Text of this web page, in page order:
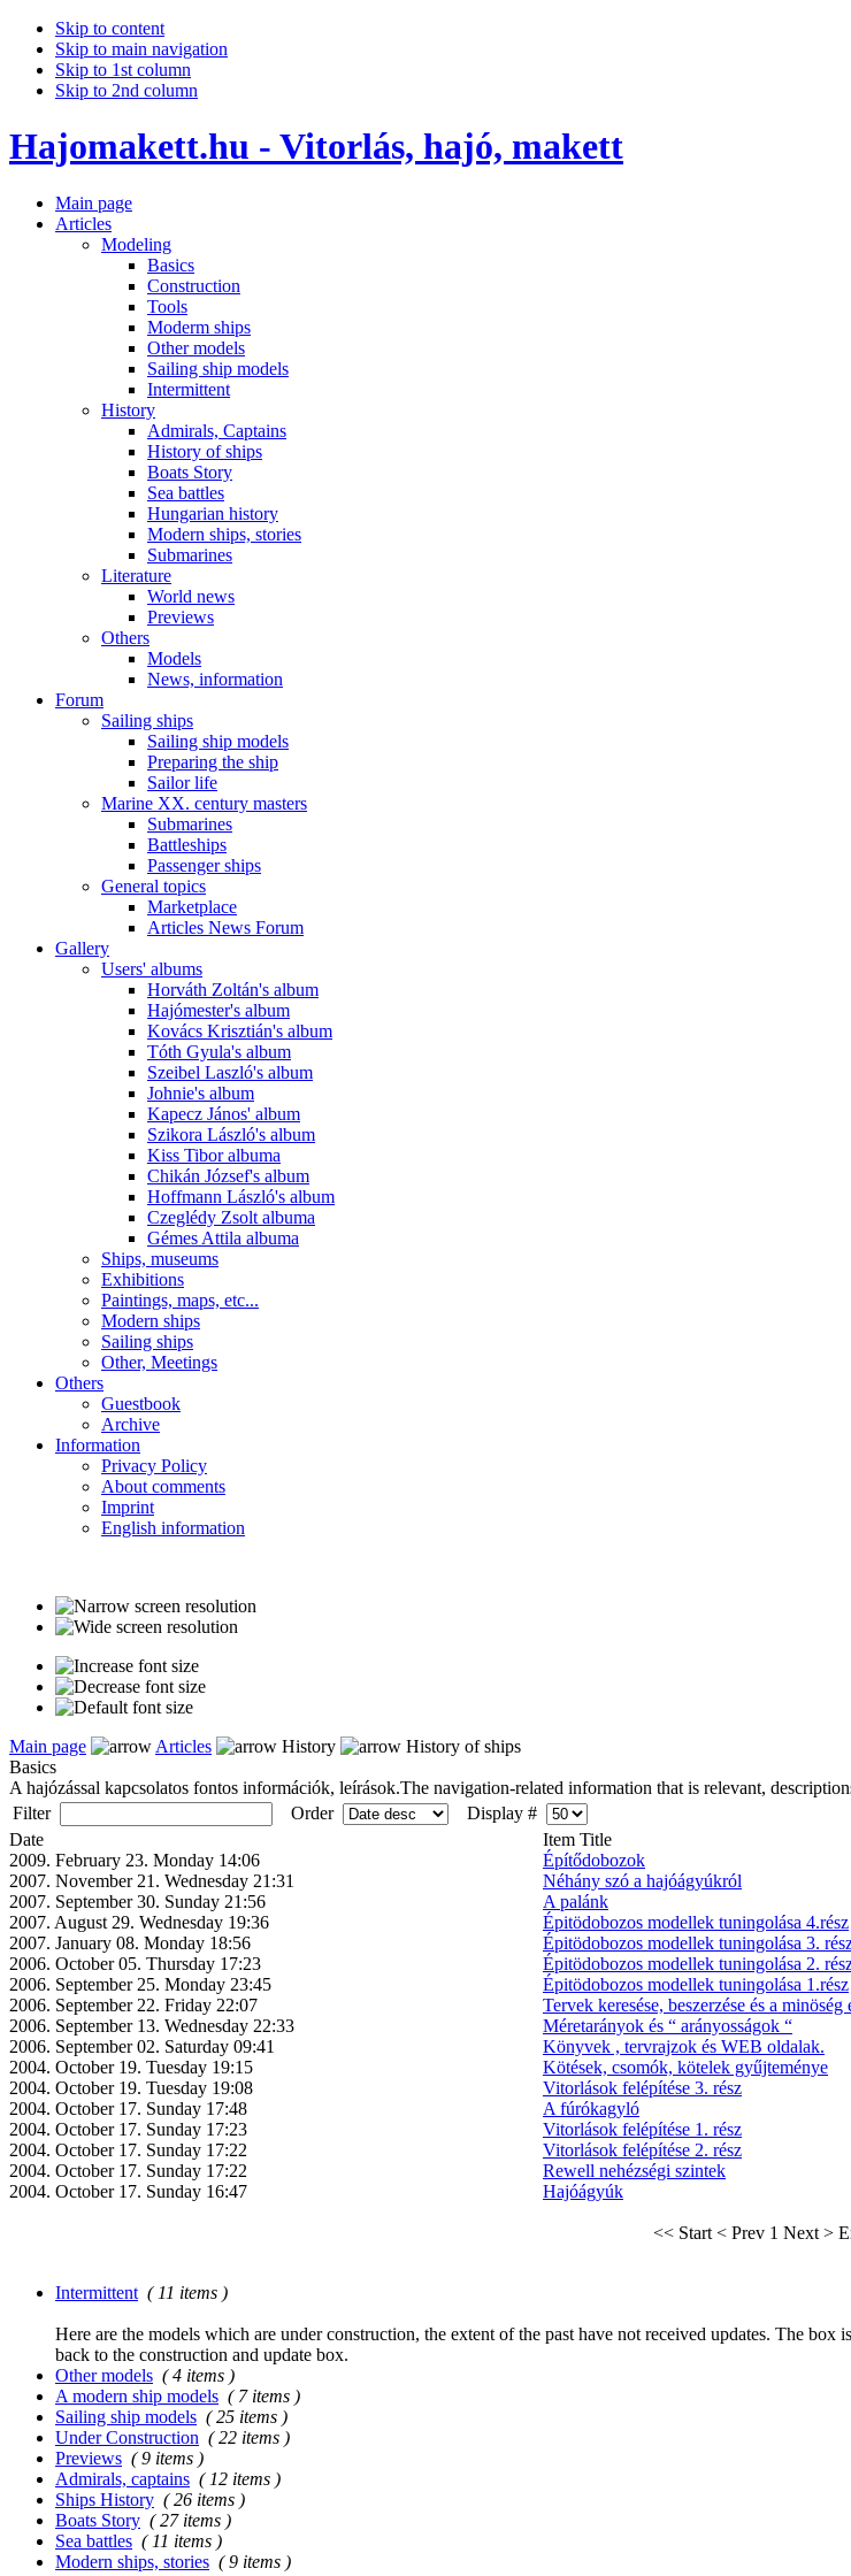
Skip to content
Skip to main navigation
Skip to 1st column
Skip to 2nd column
Hajomakett.hu - Vitorlás, hajó, makett
Main page
Articles
Modeling
Basics
Construction
Tools
Moderm ships
Other models
Sailing ship models
Intermittent
History
Admirals, Captains
History of ships
Boats Story
Sea battles
Hungarian history
Modern ships, stories
Submarines
Literature
World news
Previews
Others
Models
News, information
Forum
Sailing ships
Sailing ship models
Preparing the ship
Sailor life
Marine XX. century masters
Submarines
Battleships
Passenger ships
General topics
Marketplace
Articles News Forum
Gallery
Users' albums
Horváth Zoltán's album
Hajómester's album
Kovács Krisztián's album
Tóth Gyula's album
Szeibel Laszló's album
Johnie's album
Kapecz János' album
Szikora László's album
Kiss Tibor albuma
Chikán József's album
Hoffmann László's album
Czeglédy Zsolt albuma
Gémes Attila albuma
Ships, museums
Exhibitions
Paintings, maps, etc...
Modern ships
Sailing ships
Other, Meetings
Others
Guestbook
Archive
Information
Privacy Policy
About comments
Imprint
English information
Main page Articles History
History of ships
Basics
A hajózással kapcsolatos fontos információk, leírások.The navigation-related information that is relevant,
Filter
Order
Display #
Date
Item Title
2009. February 23. Monday 14:06
Építődobozok
2007. November 21. Wednesday 21:31
Néhány szó a hajóágyúkról
2007. September 30. Sunday 21:56
A palánk
2007. August 29. Wednesday 19:36
Épitödobozos modellek tuningolása 4.rész
2007. January 08. Monday 18:56
Épitödobozos modellek tuningolása 3.
2006. October 05. Thursday 17:23
Épitödobozos modellek tuningolása 2.
2006. September 25. Monday 23:45
Épitödobozos modellek tuningolása 1.rész
2006. September 22. Friday 22:07
Tervek keresése, beszerzése és a minöség
2006. September 13. Wednesday 22:33
Méretarányok és “ arányosságok “
2006. September 02. Saturday 09:41
Könyvek , tervrajzok és WEB oldalak.
2004. October 19. Tuesday 19:15
Kötések, csomók, kötelek gyűjteménye
2004. October 19. Tuesday 19:08
Vitorlások felépítése 3. rész
2004. October 17. Sunday 17:48
A fúrókagyló
2004. October 17. Sunday 17:23
Vitorlások felépítése 1. rész
2004. October 17. Sunday 17:22
Vitorlások felépítése 2. rész
2004. October 17. Sunday 17:22
Rewell nehézségi szintek
2004. October 17. Sunday 16:47
Hajóágyúk
<< Start < Prev 1 Next >
Intermittent ( 11 items )
Here are the models which are under construction, the extent of the past have not received updates. The
back to the construction and update box.
Other models ( 4 items )
A modern ship models ( 7 items )
Sailing ship models ( 25 items )
Under Construction ( 22 items )
Previews ( 9 items )
Admirals, captains ( 12 items )
Ships History ( 26 items )
Boats Story ( 27 items )
Sea battles ( 11 items )
Modern ships, stories ( 9 items )